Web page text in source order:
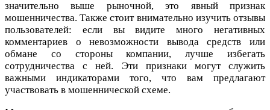
значительно выше рыночной, это явный признак
мошенничества. Также стоит внимательно изучить отзывы
пользователей: если вы видите много негативных
комментариев о невозможности вывода средств или
обмане со стороны компании, лучше избегать
сотрудничества с ней. Эти признаки могут служить
важными индикаторами того, что вам предлагают
участвовать в мошеннической схеме.